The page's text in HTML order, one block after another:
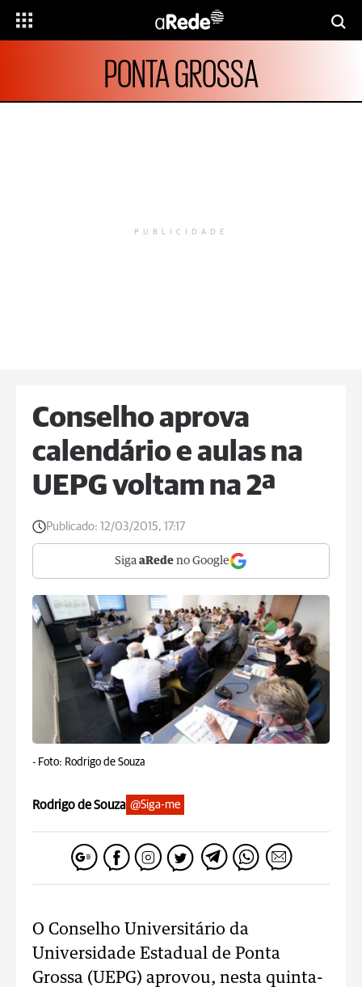
PONTA GROSSA
PUBLICIDADE
Conselho aprova
calendário e aulas na
UEPG voltam na 2ª
Publicado: 12/03/2015, 17:17
Siga aRede no Google
- Foto: Rodrigo de Souza
Rodrigo de Souza @Siga-me
O Conselho Universitário da
Universidade Estadual de Ponta
Grossa (UEPG) aprovou, nesta quinta-